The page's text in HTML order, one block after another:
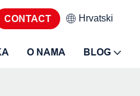
CONTACT Hrvatski
O NAMA BLOG